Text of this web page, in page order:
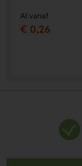
Al vanaf
€ 0,26